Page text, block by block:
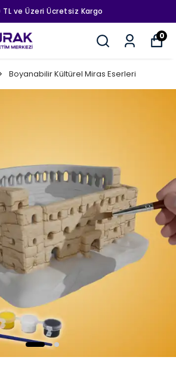
TL ve Üzeri Ücretsiz Kargo
0
Boyanabilir Kültürel Miras Eserleri